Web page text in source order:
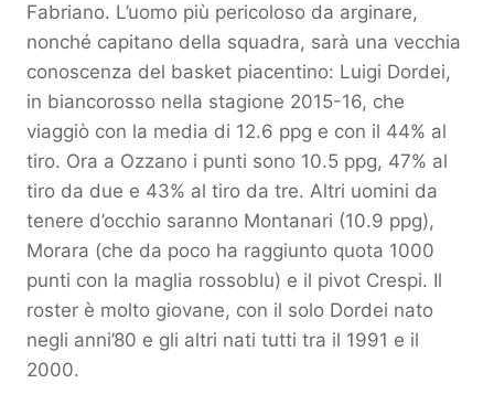
Fabriano. L’uomo più pericoloso da arginare,
nonché capitano della squadra, sarà una vecchia
conoscenza del basket piacentino: Luigi Dordei,
in biancorosso nella stagione 2015-16, che
viaggiò con la media di 12.6 ppg e con il 44% al
tiro. Ora a Ozzano i punti sono 10.5 ppg, 47% al
tiro da due e 43% al tiro da tre. Altri uomini da
tenere d’occhio saranno Montanari (10.9 ppg),
Morara (che da poco ha raggiunto quota 1000
punti con la maglia rossoblu) e il pivot Crespi. Il
roster è molto giovane, con il solo Dordei nato
negli anni’80 e gli altri nati tutti tra il 1991 e il
2000.